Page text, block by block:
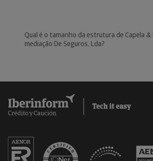
Qual é o tamanho da estrutura de Capela
mediação De Seguros, Lda?